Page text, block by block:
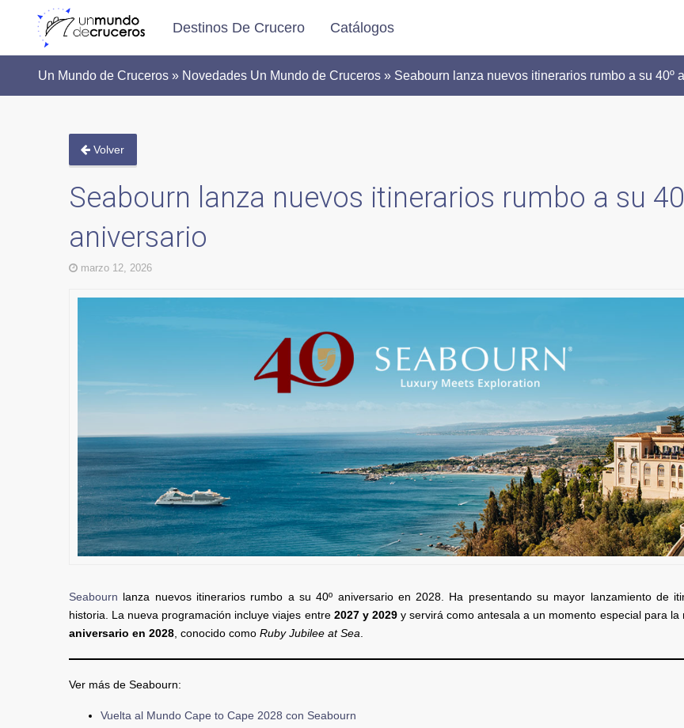
Destinos De Crucero Catálogos
Un Mundo de Cruceros » Novedades Un Mundo de Cruceros » Seabourn lanza nuevos itinerarios rumbo a su 40º
Volver
Seabourn lanza nuevos itinerarios rumbo a su
aniversario
marzo 12, 2026
Seabourn lanza nuevos itinerarios rumbo a su 40º aniversario en 2028. Ha presentando su mayor lanzamiento de
historia. La nueva programación incluye viajes entre 2027 y 2029y servirá como antesala a un momento especial para
aniversario en 2028 , conocido como Ruby Jubilee at Sea
Ver más de Seabourn:
Vuelta al Mundo Cape to Cape 2028 con Seabourn